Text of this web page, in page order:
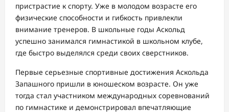
пристрастие к спорту. Уже в молодом возрасте его
физические способности и гибкость привлекли
внимание тренеров. В школьные годы Аскольд
успешно занимался гимнастикой в школьном клубе,
где быстро выделялся среди своих сверстников.
Первые серьезные спортивные достижения Аскольда
Запашного пришли в юношеском возрасте. Он уже
тогда стал участником международных соревнований
по гимнастике и демонстрировал впечатляющие